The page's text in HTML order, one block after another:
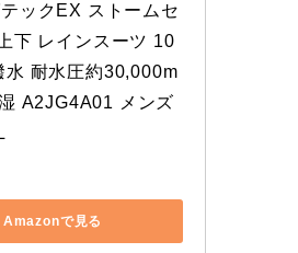
ックEX ストームセ
下 レインスーツ 10
水 耐水圧約30,000m
A2JG4A01 メンズ
Amazonで見る